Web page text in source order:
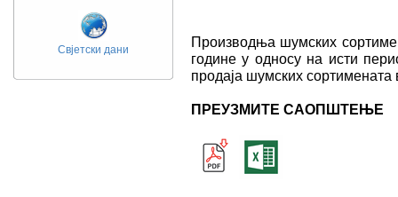
Свјетски дани
Производња шумских
године у односу на исти
продаја шумских сортимената
ПРЕУЗМИТЕ САОПШТЕЊЕ